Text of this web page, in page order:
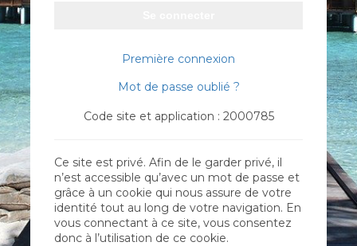
Première connexion
Mot de passe oublié ?
Code site et application : 2000785
Ce site est privé. Afin de le garder privé, il
n’est accessible qu’avec un mot de passe et
grâce à un cookie qui nous assure de votre
identité tout au long de votre navigation. En
vous connectant à ce site, vous consentez
donc à l’utilisation de ce cookie.